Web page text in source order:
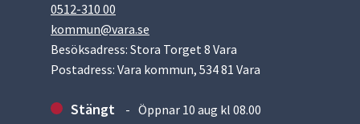
0512-310 00
kommun@vara.se
Besöksadress: Stora Torget 8 Vara
Postadress: Vara kommun, 534 81 Vara
Stängt Öppnar 10 aug kl 08.00